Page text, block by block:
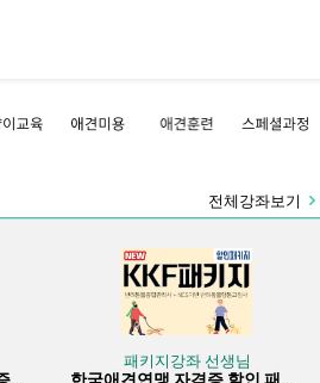
전체강좌보기
패키지강좌 선생님